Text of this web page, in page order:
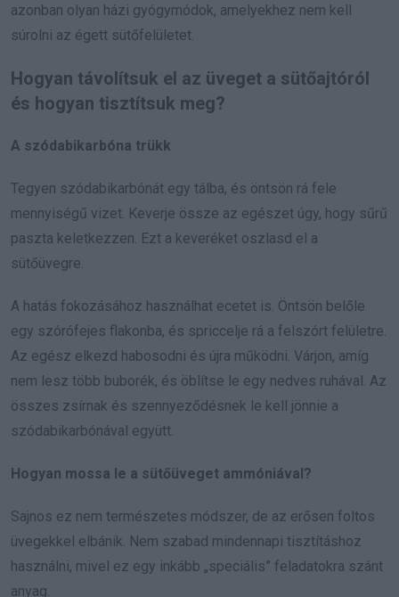
azonban olyan házi gyógymódok, amelyekhez nem kell
súrolni az égett sütőfelületet.
Hogyan távolítsuk el az üveget a sütőajtóról
és hogyan tisztítsuk meg?
A szódabikarbóna trükk
Tegyen szódabikarbónát egy tálba, és öntsön rá fele
mennyiségű vizet. Keverje össze az egészet úgy, hogy sűrű
paszta keletkezzen. Ezt a keveréket oszlasd el a
sütőüvegre.
A hatás fokozásához használhat ecetet is. Öntsön belőle
egy szórófejes flakonba, és spriccelje rá a felszórt felületre.
Az egész elkezd habosodni és újra működni. Várjon, amíg
nem lesz több buborék, és öblítse le egy nedves ruhával. Az
összes zsírnak és szennyeződésnek le kell jönnie a
szódabikarbónával együtt.
Hogyan mossa le a sütőüveget ammóniával?
Sajnos ez nem természetes módszer, de az erősen foltos
üvegekkel elbánik. Nem szabad mindennapi tisztításhoz
használni, mivel ez egy inkább „speciális” feladatokra szánt
anyag.